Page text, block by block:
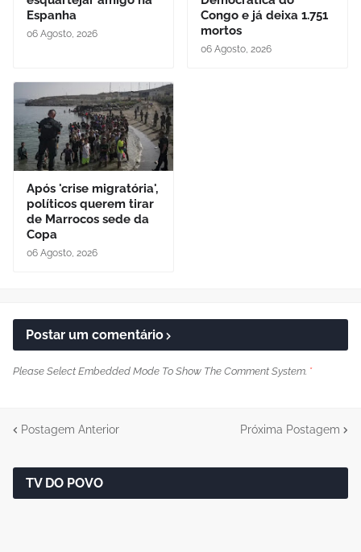
Espanha
06 Agosto, 2026
Congo e já deixa 1.751
mortos
06 Agosto, 2026
Após 'crise migratória',
políticos querem tirar
de Marrocos sede da
Copa
06 Agosto, 2026
Postar um comentário
Please Select Embedded Mode To Show The Comment System. *
Postagem Anterior Próxima Postagem
TV DO POVO